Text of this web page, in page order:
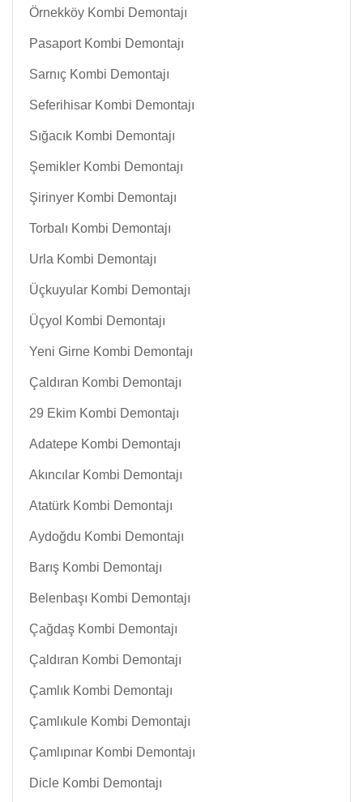
Örnekköy Kombi Demontajı
Pasaport Kombi Demontajı
Sarnıç Kombi Demontajı
Seferihisar Kombi Demontajı
Sığacık Kombi Demontajı
Şemikler Kombi Demontajı
Şirinyer Kombi Demontajı
Torbalı Kombi Demontajı
Urla Kombi Demontajı
Üçkuyular Kombi Demontajı
Üçyol Kombi Demontajı
Yeni Girne Kombi Demontajı
Çaldıran Kombi Demontajı
29 Ekim Kombi Demontajı
Adatepe Kombi Demontajı
Akıncılar Kombi Demontajı
Atatürk Kombi Demontajı
Aydoğdu Kombi Demontajı
Barış Kombi Demontajı
Belenbaşı Kombi Demontajı
Çağdaş Kombi Demontajı
Çaldıran Kombi Demontajı
Çamlık Kombi Demontajı
Çamlıkule Kombi Demontajı
Çamlıpınar Kombi Demontajı
Dicle Kombi Demontajı